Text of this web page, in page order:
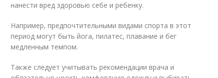
нанести вред здоровью себе и ребенку.
Например, предпочтительными видами спорта в этот
период могут быть йога, пилатес, плавание и бег
медленным темпом.
Также следует учитывать рекомендации врача и